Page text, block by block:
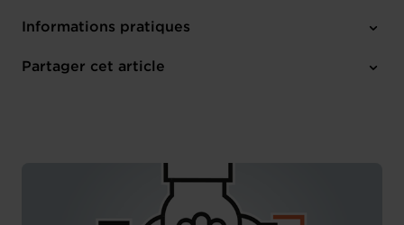
Informations pratiques
Jeudi 2 Oct 2025 > Lundi 17 Nov 2025
9:00 - 13:00
Partager cet article